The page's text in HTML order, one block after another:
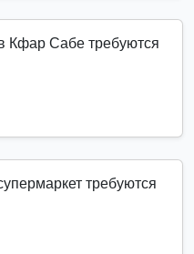
Кфар Сабе требуются
требуются